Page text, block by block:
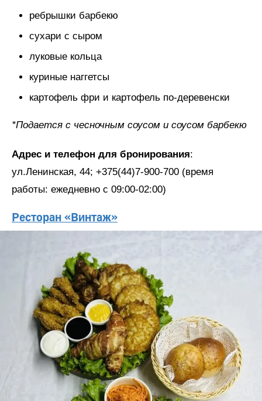
ребрышки барбекю
сухари с сыром
луковые кольца
куриные наггетсы
картофель фри и картофель по-деревенски
*Подается с чесночным соусом и соусом барбекю
Адрес и телефон для бронирования:
ул.Ленинская, 44; +375(44)7-900-700 (время
работы: ежедневно с 09:00-02:00)
Ресторан «Винтаж»